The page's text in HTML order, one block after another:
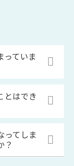
っていま
とはでき
ってしま
？